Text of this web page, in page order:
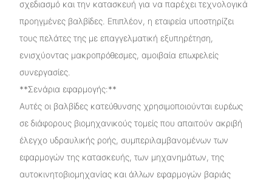
σχεδιασμό και την κατασκευή για να παρέχει τεχνολογικά
προηγμένες βαλβίδες. Επιπλέον, η εταιρεία υποστηρίζει
τους πελάτες της με επαγγελματική εξυπηρέτηση,
ενισχύοντας μακροπρόθεσμες, αμοιβαία επωφελείς
συνεργασίες.
**Σενάρια εφαρμογής:**
Αυτές οι βαλβίδες κατεύθυνσης χρησιμοποιούνται ευρέως
σε διάφορους βιομηχανικούς τομείς που απαιτούν ακριβή
έλεγχο υδραυλικής ροής, συμπεριλαμβανομένων των
εφαρμογών της κατασκευής, των μηχανημάτων, της
αυτοκινητοβιομηχανίας και άλλων εφαρμογών βαριάς